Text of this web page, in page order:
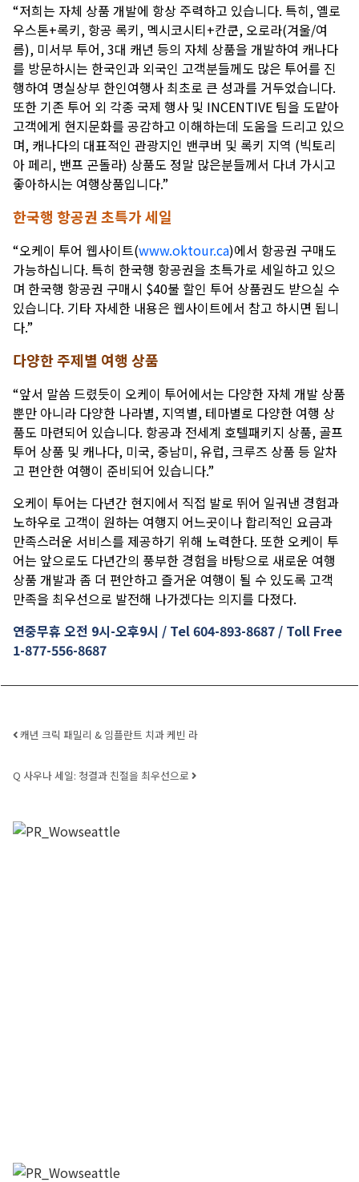
“저희는 자체 상품 개발에 항상 주력하고 있습니다. 특히, 옐로
우스톤+록키, 항공 록키, 멕시코시티+칸쿤, 오로라(겨울/여
름), 미서부 투어, 3대 캐년 등의 자체 상품을 개발하여 캐나다
를 방문하시는 한국인과 외국인 고객분들께도 많은 투어를 진
행하여 명실상부 한인여행사 최초로 큰 성과를 거두었습니다.
또한 기존 투어 외 각종 국제 행사 및 INCENTIVE 팀을 도맡아
고객에게 현지문화를 공감하고 이해하는데 도움을 드리고 있으
며, 캐나다의 대표적인 관광지인 밴쿠버 및 록키 지역 (빅토리
아 페리, 밴프 곤돌라) 상품도 정말 많은분들께서 다녀 가시고
좋아하시는 여행상품입니다.”
한국행 항공권 초특가 세일
“오케이 투어 웹사이트(www.oktour.ca)에서 항공권 구매도
가능하십니다. 특히 한국행 항공권을 초특가로 세일하고 있으
며 한국행 항공권 구매시 $40불 할인 투어 상품권도 받으실 수
있습니다. 기타 자세한 내용은 웹사이트에서 참고 하시면 됩니
다.”
다양한 주제별 여행 상품
“앞서 말씀 드렸듯이 오케이 투어에서는 다양한 자체 개발 상품
뿐만 아니라 다양한 나라별, 지역별, 테마별로 다양한 여행 상
품도 마련되어 있습니다. 항공과 전세계 호텔패키지 상품, 골프
투어 상품 및 캐나다, 미국, 중남미, 유럽, 크루즈 상품 등 알차
고 편안한 여행이 준비되어 있습니다.”
오케이 투어는 다년간 현지에서 직접 발로 뛰어 일궈낸 경험과
노하우로 고객이 원하는 여행지 어느곳이나 합리적인 요금과
만족스러운 서비스를 제공하기 위해 노력한다. 또한 오케이 투
어는 앞으로도 다년간의 풍부한 경험을 바탕으로 새로운 여행
상품 개발과 좀 더 편안하고 즐거운 여행이 될 수 있도록 고객
만족을 최우선으로 발전해 나가겠다는 의지를 다졌다.
연중무휴 오전 9시-오후9시 / Tel 604-893-8687 / Toll Free
1-877-556-8687
Post navigation
캐년 크릭 패밀리 & 임플란트 치과 케빈 라
Q 사우나 세일: 청결과 친절을 최우선으로